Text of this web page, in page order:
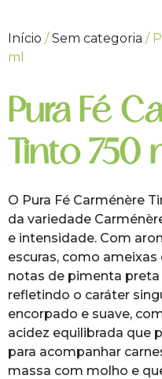
Início /Sem categoria /
ml
Pura Fé
Tinto 750
O Pura Fé Carménère
da variedade
e intensidade. Com
escuras, como
notas de pimenta
refletindo o caráter
encorpado e suave,
acidez equilibrada que
para acompanhar
massa com molho e